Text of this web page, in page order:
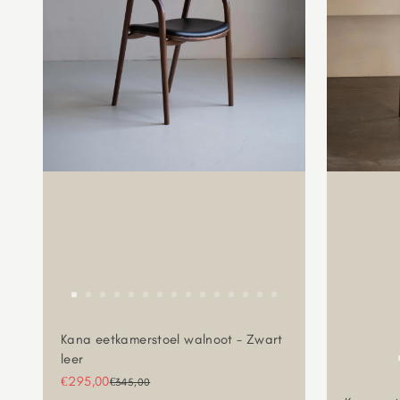
Kana eetkamerstoel walnoot - Zwart
leer
Aanbiedingsprijs
€295,00Normale prijs
€345,00